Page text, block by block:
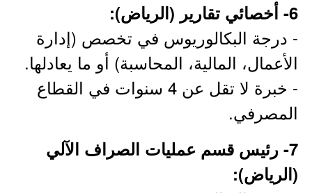
6- أخصائي تقارير (الرياض):
- درجة البكالوريوس في تخصص (إدارة
الأعمال، المالية، المحاسبة) أو ما يعادلها.
- خبرة لا تقل عن 4 سنوات في القطاع
المصرفي.
7- رئيس قسم عمليات الصراف الآلي
(الرياض):